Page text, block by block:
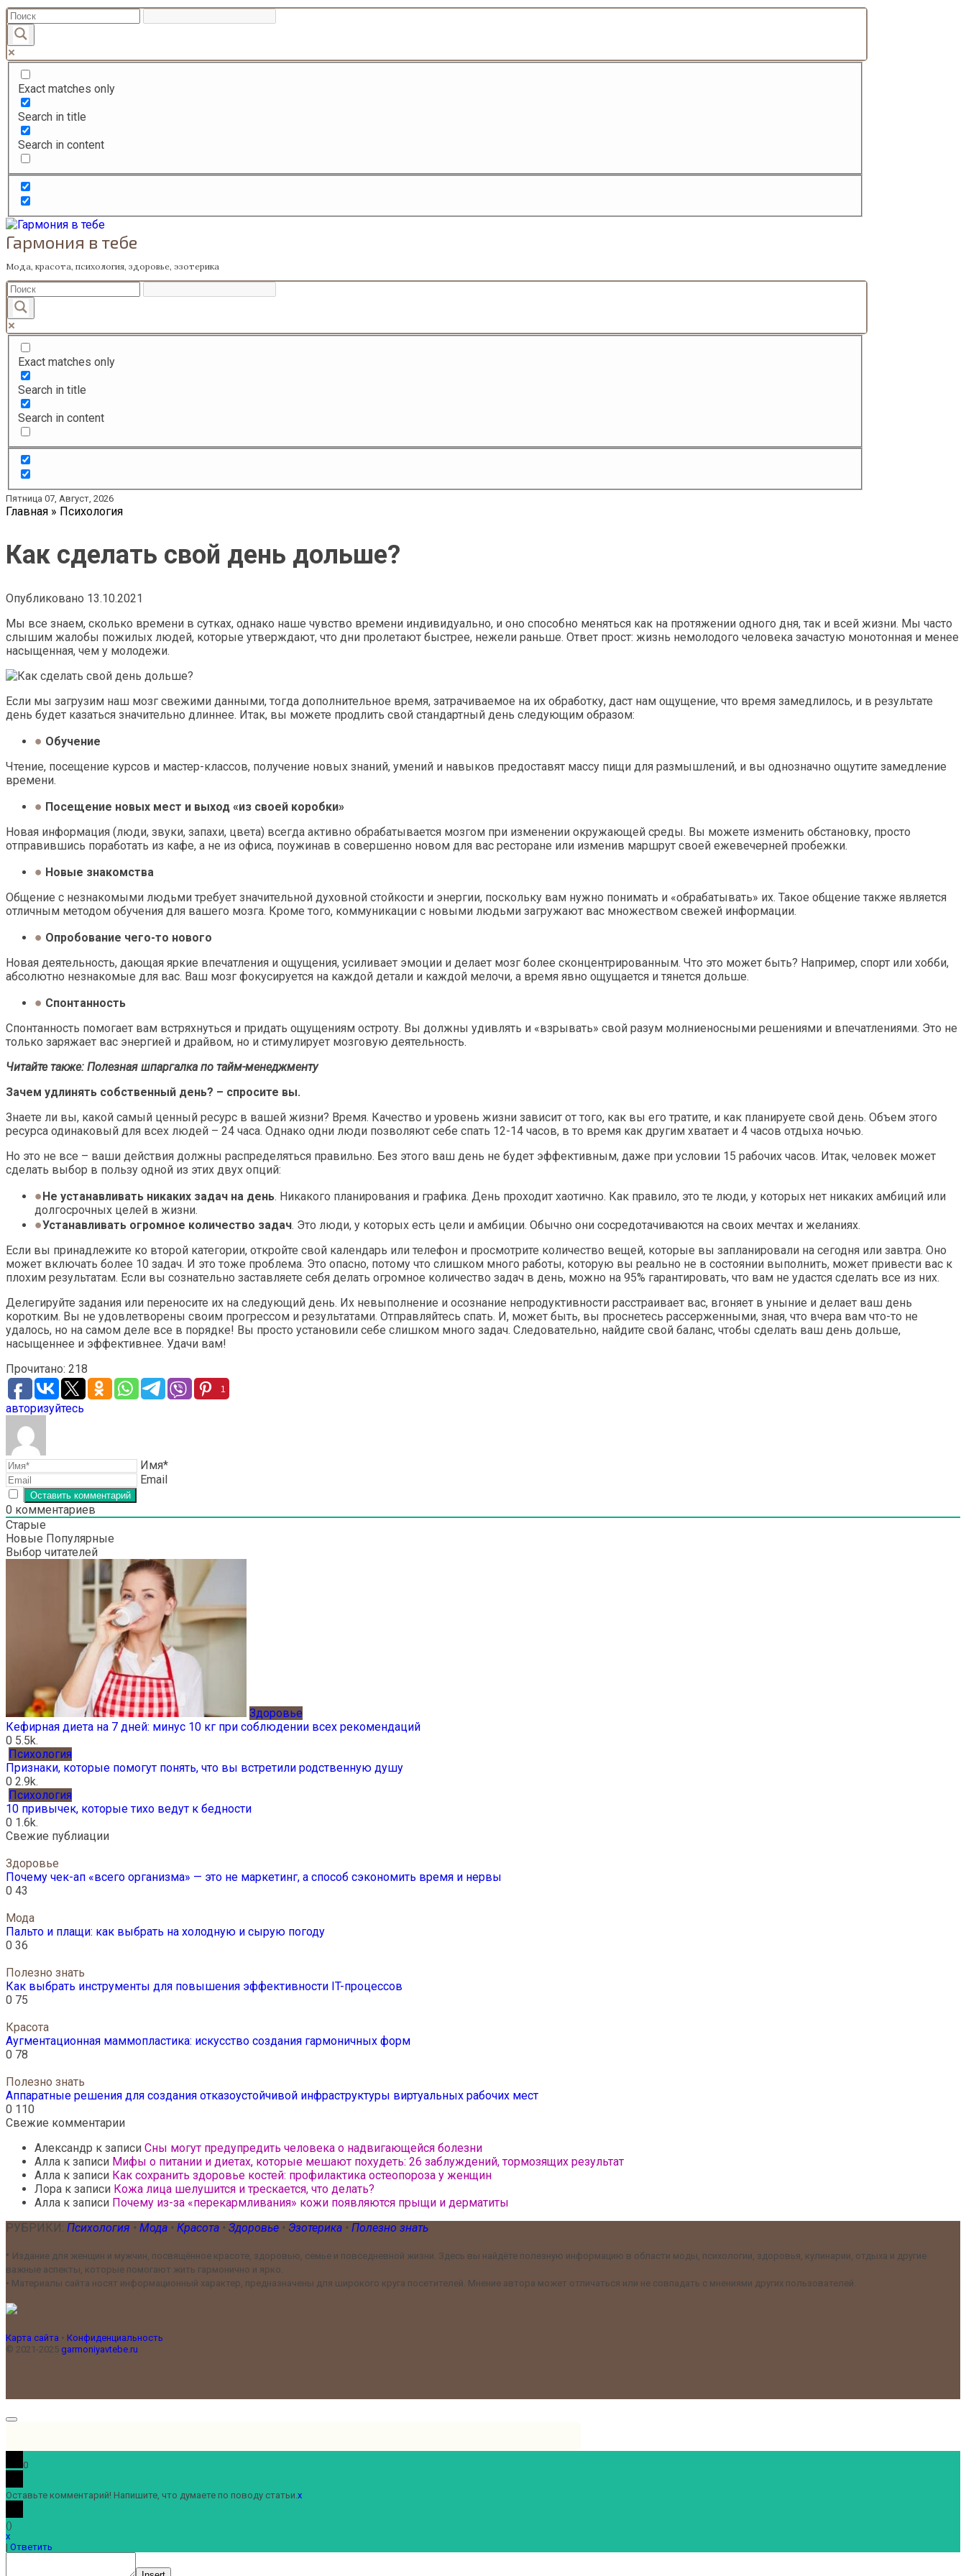
Перейти
к
содержанию
Exact matches only
Search in title
Search in content
Гармония в тебе
Мода, красота, психология, здоровье, эзотерика
Exact matches only
Search in title
Search in content
Пятница 07, Август, 2026
Главная » Психология
Как сделать свой день дольше?
Опубликовано 13.10.2021
Мы все знаем, сколько времени в сутках, однако наше чувство времени индивидуально, и оно способно меняться как на протяжении одного дня, так и всей жизни. Мы часто
слышим жалобы пожилых людей, которые утверждают, что дни пролетают быстрее, нежели раньше. Ответ прост: жизнь немолодого человека зачастую монотонная и менее
насыщенная, чем у молодежи.
Если мы загрузим наш мозг свежими данными, тогда дополнительное время, затрачиваемое на их обработку, даст нам ощущение, что время замедлилось, и в результате
день будет казаться значительно длиннее. Итак, вы можете продлить свой стандартный день следующим образом:
Обучение
Чтение, посещение курсов и мастер-классов, получение новых знаний, умений и навыков предоставят массу пищи для размышлений, и вы однозначно ощутите замедление
времени.
Посещение новых мест и выход «из своей коробки»
Новая информация (люди, звуки, запахи, цвета) всегда активно обрабатывается мозгом при изменении окружающей среды. Вы можете изменить обстановку, просто
отправившись поработать из кафе, а не из офиса, поужинав в совершенно новом для вас ресторане или изменив маршрут своей ежевечерней пробежки.
Новые знакомства
Общение с незнакомыми людьми требует значительной духовной стойкости и энергии, поскольку вам нужно понимать и «обрабатывать» их. Такое общение также является
отличным методом обучения для вашего мозга. Кроме того, коммуникации с новыми людьми загружают вас множеством свежей информации.
Опробование чего-то нового
Новая деятельность, дающая яркие впечатления и ощущения, усиливает эмоции и делает мозг более сконцентрированным. Что это может быть? Например, спорт или хобби,
абсолютно незнакомые для вас. Ваш мозг фокусируется на каждой детали и каждой мелочи, а время явно ощущается и тянется дольше.
Спонтанность
Спонтанность помогает вам встряхнуться и придать ощущениям остроту. Вы должны удивлять и «взрывать» свой разум молниеносными решениями и впечатлениями. Это не
только заряжает вас энергией и драйвом, но и стимулирует мозговую деятельность.
Читайте также: Полезная шпаргалка по тайм-менеджменту
Зачем удлинять собственный день? – спросите вы.
Знаете ли вы, какой самый ценный ресурс в вашей жизни? Время. Качество и уровень жизни зависит от того, как вы его тратите, и как планируете свой день. Объем этого
ресурса одинаковый для всех людей – 24 часа. Однако одни люди позволяют себе спать 12-14 часов, в то время как другим хватает и 4 часов отдыха ночью.
Но это не все – ваши действия должны распределяться правильно. Без этого ваш день не будет эффективным, даже при условии 15 рабочих часов. Итак, человек может
сделать выбор в пользу одной из этих двух опций:
Не устанавливать никаких задач на день. Никакого планирования и графика. День проходит хаотично. Как правило, это те люди, у которых нет никаких амбиций или
долгосрочных целей в жизни.
Устанавливать огромное количество задач. Это люди, у которых есть цели и амбиции. Обычно они сосредотачиваются на своих мечтах и желаниях.
Если вы принадлежите ко второй категории, откройте свой календарь или телефон и просмотрите количество вещей, которые вы запланировали на сегодня или завтра. Оно
может включать более 10 задач. И это тоже проблема. Это опасно, потому что слишком много работы, которую вы реально не в состоянии выполнить, может привести вас к
плохим результатам. Если вы сознательно заставляете себя делать огромное количество задач в день, можно на 95% гарантировать, что вам не удастся сделать все из них.
Делегируйте задания или переносите их на следующий день. Их невыполнение и осознание непродуктивности расстраивает вас, вгоняет в уныние и делает ваш день
коротким. Вы не удовлетворены своим прогрессом и результатами. Отправляйтесь спать. И, может быть, вы проснетесь рассерженными, зная, что вчера вам что-то не
удалось, но на самом деле все в порядке! Вы просто установили себе слишком много задач. Следовательно, найдите свой баланс, чтобы сделать ваш день дольше,
насыщеннее и эффективнее. Удачи вам!
Прочитано: 218
1
авторизуйтесь
Имя*
Email
0 комментариев
Старые
Новые Популярные
Выбор читателей
Здоровье
Кефирная диета на 7 дней: минус 10 кг при соблюдении всех рекомендаций
0 5.5k.
Психология
Признаки, которые помогут понять, что вы встретили родственную душу
0 2.9k.
Психология
10 привычек, которые тихо ведут к бедности
0 1.6k.
Свежие публиации
Здоровье
Почему чек-ап «всего организма» — это не маркетинг, а способ сэкономить время и нервы
0 43
Мода
Пальто и плащи: как выбрать на холодную и сырую погоду
0 36
Полезно знать
Как выбрать инструменты для повышения эффективности IT-процессов
0 75
Красота
Аугментационная маммопластика: искусство создания гармоничных форм
0 78
Полезно знать
Аппаратные решения для создания отказоустойчивой инфраструктуры виртуальных рабочих мест
0 110
Свежие комментарии
Александр к записи Сны могут предупредить человека о надвигающейся болезни
Алла к записи Мифы о питании и диетах, которые мешают похудеть: 26 заблуждений, тормозящих результат
Алла к записи Как сохранить здоровье костей: профилактика остеопороза у женщин
Лора к записи Кожа лица шелушится и трескается, что делать?
Алла к записи Почему из-за «перекармливания» кожи появляются прыщи и дерматиты
РУБРИКИ: Психология • Мода • Красота • Здоровье • Эзотерика • Полезно знать
• Издание для женщин и мужчин, посвящённое красоте, здоровью, семье и повседневной жизни. Здесь вы найдёте полезную информацию в области моды, психологии, здоровья, кулинарии, отдыха и другие
важные аспекты, которые помогают жить гармонично и ярко.
• Материалы сайта носят информационный характер, предназначены для широкого круга посетителей. Мнение автора может отличаться или не совпадать с мнениями других пользователей.
Карта сайта • Конфиденциальность
© 2021-2025 garmoniyavtebe.ru
0
Оставьте комментарий! Напишите, что думаете по поводу статьи.x
()
x
| Ответить